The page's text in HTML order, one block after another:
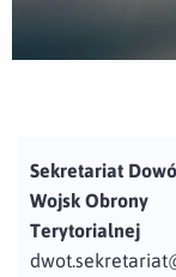
Sekretariat
Wojsk Obrony
Terytorialnej